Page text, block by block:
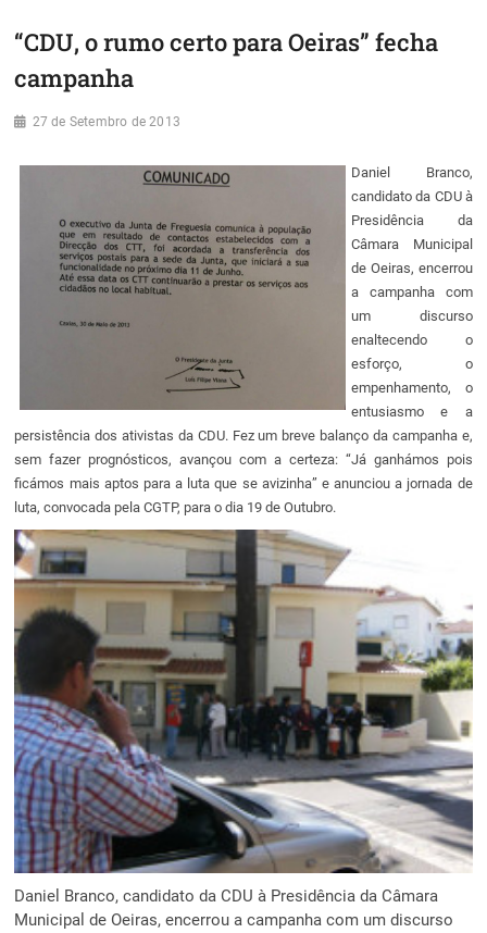
“CDU, o rumo certo para Oeiras” fecha
campanha
27 de Setembro de 2013
Daniel Branco,
candidato da CDU à
Presidência da
Câmara Municipal
de Oeiras, encerrou
a campanha com
um discurso
enaltecendo o
esforço, o
empenhamento, o
entusiasmo e a
persistência dos ativistas da CDU. Fez um breve balanço da campanha e,
sem fazer prognósticos, avançou com a certeza: “Já ganhámos pois
ficámos mais aptos para a luta que se avizinha” e anunciou a jornada de
luta, convocada pela CGTP, para o dia 19 de Outubro.
Daniel Branco, candidato da CDU à Presidência da Câmara
Municipal de Oeiras, encerrou a campanha com um discurso